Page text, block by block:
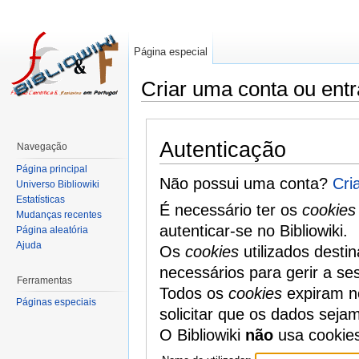
Criar uma conta ou
Autenticação
Não possui uma conta?
É necessário ter os cookies
autenticar-se no Bibliowiki.
Os cookiesutilizados
necessários para gerir a
Todos os cookiesexpiram
solicitar que os dados
O Bibliowiki nãousa
Página especial
Navegação
Página principal
Universo Bibliowiki
Estatísticas
Mudanças recentes
Página aleatória
Ajuda
Ferramentas
Páginas especiais